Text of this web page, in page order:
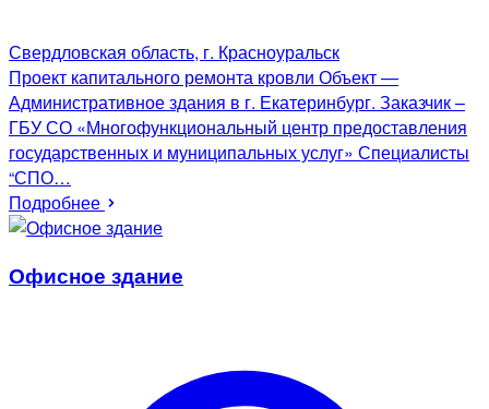
Свердловская область, г. Красноуральск
Проект капитального ремонта кровли Объект —
Административное здания в г. Екатеринбург. Заказчик –
ГБУ СО «Многофункциональный центр предоставления
государственных и муниципальных услуг» Специалисты
“СПО…
Подробнее
Офисное здание